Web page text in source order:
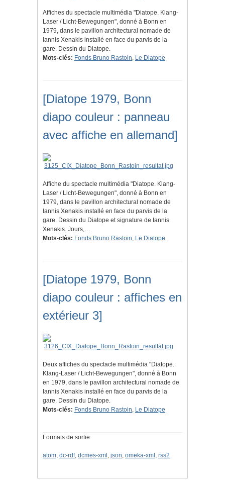
Affiches du spectacle multimédia "Diatope. Klang-
Laser / Licht-Bewegungen", donné à Bonn en
1979, dans le pavillon architectural nomade de
Iannis Xenakis installé en face du parvis de la
gare. Dessin du Diatope.
Mots-clés: Fonds Bruno Rastoin, Le Diatope
[Diatope 1979, Bonn
diapo couleur : panneau
avec affiche en allemand]
Affiche du spectacle multimédia "Diatope. Klang-
Laser / Licht-Bewegungen", donné à Bonn en
1979, dans le pavillon architectural nomade de
Iannis Xenakis installé en face du parvis de la
gare. Dessin du Diatope et signature de Iannis
Xenakis. Jours,…
Mots-clés: Fonds Bruno Rastoin, Le Diatope
[Diatope 1979, Bonn
diapo couleur : affiches en
extérieur 3]
Deux affiches du spectacle multimédia "Diatope.
Klang-Laser / Licht-Bewegungen", donné à Bonn
en 1979, dans le pavillon architectural nomade de
Iannis Xenakis installé en face du parvis de la
gare. Dessin du Diatope.
Mots-clés: Fonds Bruno Rastoin, Le Diatope
Formats de sortie
atom, dc-rdf, dcmes-xml , json, omeka-xml , rss2